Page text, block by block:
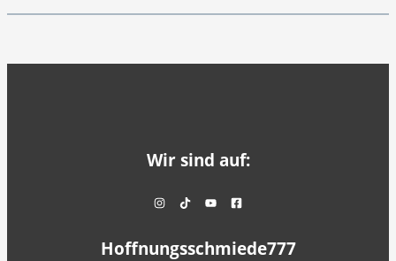
Wir sind auf:
Hoffnungsschmiede777